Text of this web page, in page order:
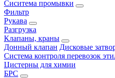
Сиситема промывки
Фильтр
Рукава
Разгрузка
Клапаны, краны
Донный клапан Дисковые
Система контроля перевозок
Цистерны для химии
БРС